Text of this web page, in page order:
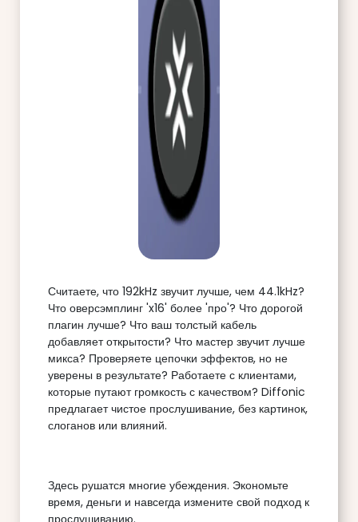
Считаете, что 192kHz звучит лучше, чем 44.1kHz?
Что оверсэмплинг 'x16' более 'про'? Что дорогой
плагин лучше? Что ваш толстый кабель
добавляет открытости? Что мастер звучит лучше
микса? Проверяете цепочки эффектов, но не
уверены в результате? Работаете с клиентами,
которые путают громкость с качеством? Diffonic
предлагает чистое прослушивание, без картинок,
слоганов или влияний.
Здесь рушатся многие убеждения. Экономьте
время, деньги и навсегда измените свой подход к